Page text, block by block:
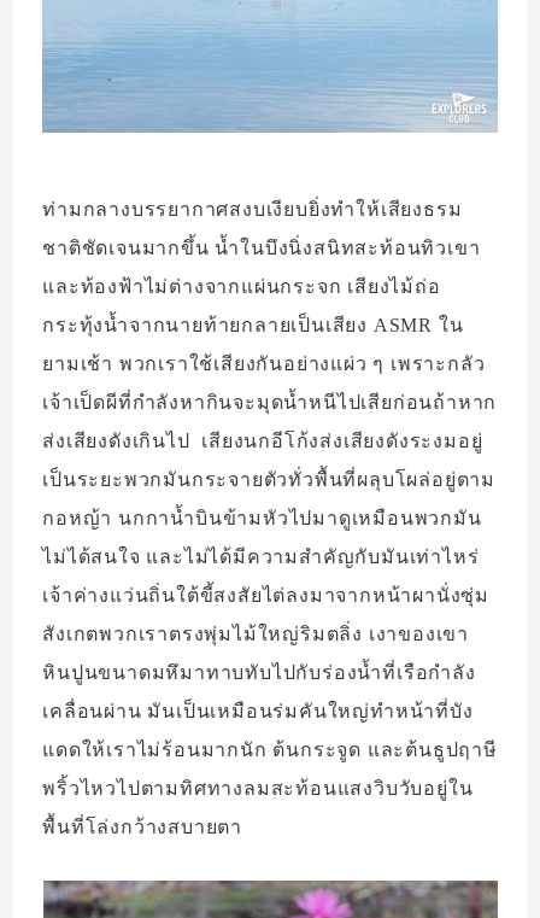
ท่ามกลางบรรยากาศสงบเงียบยิ่งทำให้เสียงธรม
ชาติชัดเจนมากขึ้น น้ำในบึงนิ่งสนิทสะท้อนทิวเขา
และท้องฟ้าไม่ต่างจากแผ่นกระจก เสียงไม้ถ่อ
กระทุ้งน้ำจากนายท้ายกลายเป็นเสียง ASMR ใน
ยามเช้า พวกเราใช้เสียงกันอย่างแผ่ว ๆ เพราะกลัว
เจ้าเป็ดผีที่กำลังหากินจะมุดน้ำหนีไปเสียก่อนถ้าหาก
ส่งเสียงดังเกินไป เสียงนกอีโก้งส่งเสียงดังระงมอยู่
เป็นระยะพวกมันกระจายตัวทั่วพื้นที่ผลุบโผล่อยู่ตาม
กอหญ้า นกกาน้ำบินข้ามหัวไปมาดูเหมือนพวกมัน
ไม่ได้สนใจ และไม่ได้มีความสำคัญกับมันเท่าไหร่
เจ้าค่างแว่นถิ่นใต้ขี้สงสัยไต่ลงมาจากหน้าผานั่งซุ่ม
สังเกตพวกเราตรงพุ่มไม้ใหญ่ริมตลิ่ง เงาของเขา
หินปูนขนาดมหึมาทาบทับไปกับร่องน้ำที่เรือกำลัง
เคลื่อนผ่าน มันเป็นเหมือนร่มคันใหญ่ทำหน้าที่บัง
แดดให้เราไม่ร้อนมากนัก ต้นกระจูด และต้นธูปฤาษี
พริ้วไหวไปตามทิศทางลมสะท้อนแสงวิบวับอยู่ใน
พื้นที่โล่งกว้างสบายตา